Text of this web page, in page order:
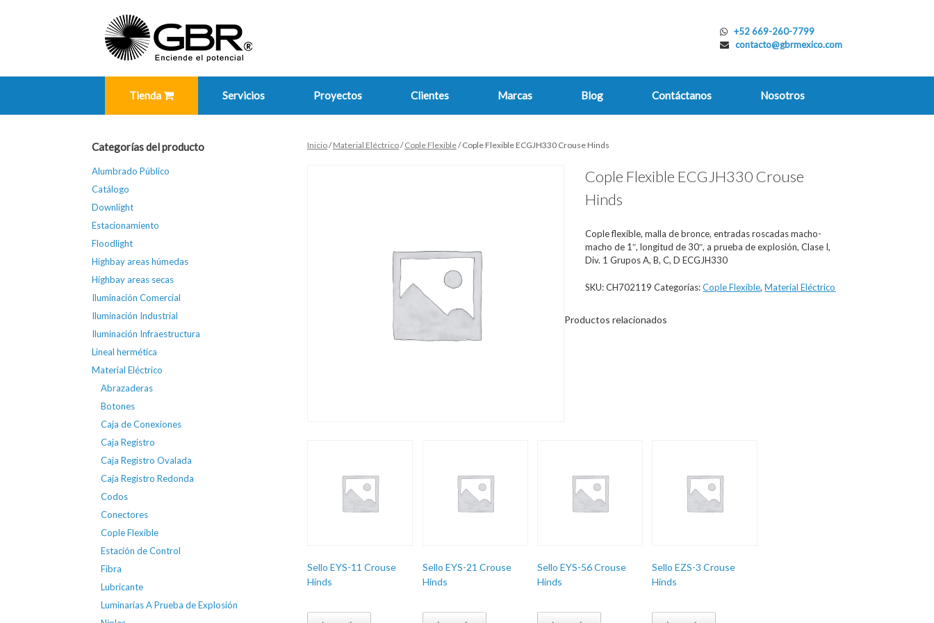
+52 669-260-7799
contacto@gbrmexico.com
Tienda Servicios Proyectos Clientes Marcas Blog Contáctanos Nosotros
Inicio/Material Eléctrico/Cople Flexible/ Cople Flexible ECGJH330 Crouse Hinds
Cople Flexible ECGJH330 Crouse
Hinds
Cople flexible, malla de bronce, entradas roscadas macho-
macho de 1″, longitud de 30″, a prueba de explosión, Clase I,
Div. 1 Grupos A, B, C, D ECGJH330
SKU:CH702119 Categorías:Cople Flexible,Material Eléctrico
Productos relacionados
Sello EYS-11 Crouse
Hinds
Sello EYS-21 Crouse
Hinds
Sello EYS-56 Crouse
Hinds
Sello EZS-3 Crouse
Hinds
Categorías del producto
Alumbrado Público
Catálogo
Downlight
Estacionamiento
Floodlight
Highbay areas húmedas
Highbay areas secas
Iluminación Comercial
Iluminación Industrial
Iluminación Infraestructura
Lineal hermética
Material Eléctrico
Abrazaderas
Botones
Caja de Conexiones
Caja Registro
Caja Registro Ovalada
Caja Registro Redonda
Codos
Conectores
Cople Flexible
Estación de Control
Fibra
Lubricante
Luminarias A Prueba de Explosión